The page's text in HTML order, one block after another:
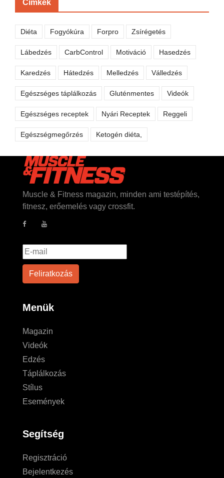
Címkék
Diéta Fogyókúra Forpro Zsírégetés
Lábedzés CarbControl Motiváció Hasedzés
Karedzés Hátedzés Melledzés Válledzés
Egészséges táplálkozás Gluténmentes Videók
Egészséges receptek Nyári Receptek Reggeli
Egészségmegőrzés Ketogén diéta,
Muscle & Fitness magazin, minden ami testépítés,
fitnesz, erőemelés vagy crossfit.
Menük
Magazin
Videók
Edzés
Táplálkozás
Stílus
Események
Segítség
Regisztráció
Bejelentkezés